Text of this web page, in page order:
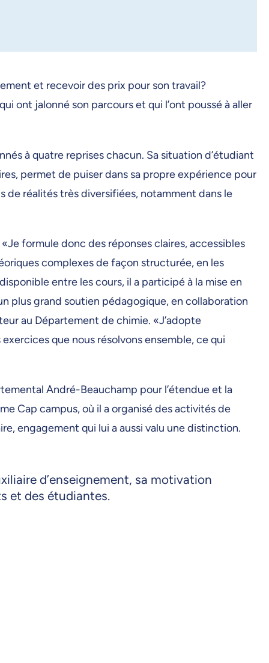
et recevoir des prix pour son travail?
ont jalonné son parcours et qui l’ont poussé à aller
à quatre reprises chacun. Sa situation d’étudiant
permet de puiser dans sa propre expérience pour
de réalités très diversifiées, notamment dans le
formule donc des réponses claires, accessibles
complexes de façon structurée, en les
entre les cours, il a participé à la mise en
plus grand soutien pédagogique, en collaboration
au Département de chimie. «J’adopte
que nous résolvons ensemble, ce qui
André-Beauchamp pour l’étendue et la
Cap campus, où il a organisé des activités de
engagement qui lui a aussi valu une distinction.
d’enseignement, sa motivation
et des étudiantes.